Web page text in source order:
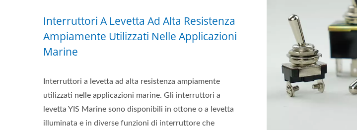
Interruttori A Levetta Ad Alta Resistenza
Ampiamente Utilizzati Nelle Applicazioni
Marine
Interruttori a levetta ad alta resistenza ampiamente
utilizzati nelle applicazioni marine. Gli interruttori a
levetta YIS Marine sono disponibili in ottone o a levetta
illuminata e in diverse funzioni di interruttore che